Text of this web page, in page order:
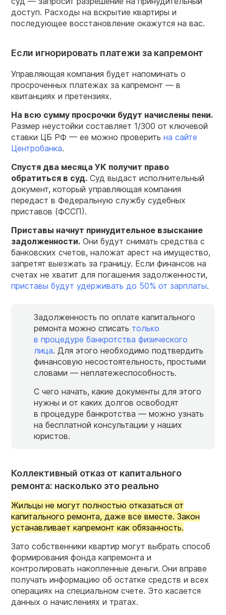
доступ. Расходы на вскрытие квартиры и
последующее восстановление окажутся на вас.
Если игнорировать платежи за капремонт
Управляющая компания будет напоминать о
просроченных платежах за капремонт — в
квитанциях и претензиях.
На всю сумму просрочки будут начислены пени.
Размер неустойки составляет 1/300 от ключевой
ставки ЦБ РФ — ее можно проверить на сайте
Центробанка.
Спустя два месяца УК получит право
обратиться в суд. Суд выдаст исполнительный
документ, который управляющая компания
передаст в Федеральную службу судебных
приставов (ФССП).
Приставы начнут принудительное взыскание
задолженности. Они будут снимать средства с
банковских счетов, наложат арест на имущество,
запретят выезжать за границу. Если финансов на
счетах не хватит для погашения задолженности,
приставы будут удерживать до 50% от зарплаты.
Задолженность по оплате капитального
ремонта можно списать только
в процедуре банкротства физического
лица. Для этого необходимо подтвердить
финансовую несостоятельность, простыми
словами — неплатежеспособность.
С чего начать, какие документы для этого
нужны и от каких долгов освободят
в процедуре банкротства — можно узнать
на бесплатной консультации у наших
юристов.
Коллективный отказ от капитального
ремонта: насколько это реально
Жильцы не могут полностью отказаться от
капитального ремонта, даже все вместе. Закон
устанавливает капремонт как обязанность.
Зато собственники квартир могут выбрать способ
формирования фонда капремонта и
контролировать накопленные деньги. Они вправе
получать информацию об остатке средств и всех
операциях на специальном счете. Это касается
данных о начислениях и тратах.